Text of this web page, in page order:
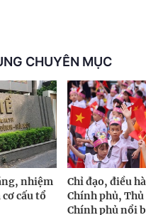
CHUYÊN MỤC
nhiệm
cấu tổ
Chỉ đạo, điều
Chính phủ,
Chính phủ nổi